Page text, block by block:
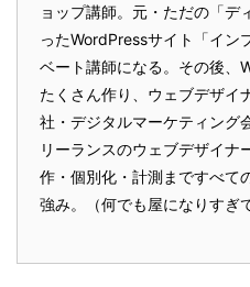
ョップ講師。元・ただの「
ったWordPressサイト「イン
ベート講師になる。その後、
たくさん作り、ウェブデザイ
社・デジタルマーケティング
リーランスのウェブデザイナ
作・個別化・計測まですべて
強み。（何でも屋になりすぎ